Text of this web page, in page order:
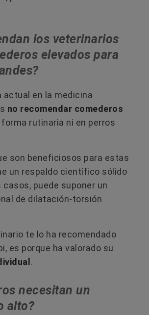
los veterinarios
elevados para
actual en la medicina
no recomendar comederos
forma rutinaria ni en perros
son beneficiosos para estas
un respaldo científico sólido
casos, puede suponer un
de dilatación-torsión
te lo ha recomendado
es porque ha valorado su
.
necesitan un
alto?